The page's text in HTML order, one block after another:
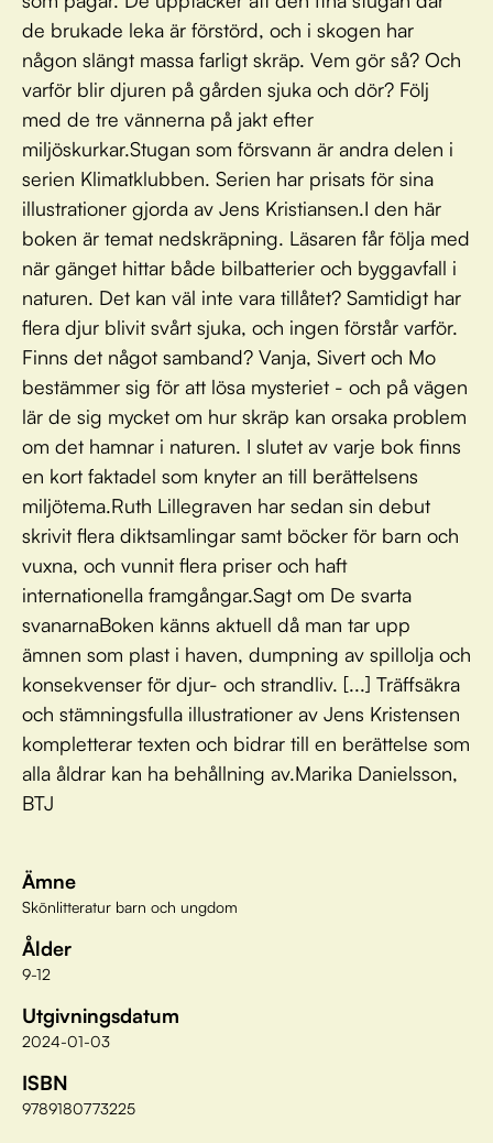
de brukade leka är förstörd, och i skogen har
någon slängt massa farligt skräp. Vem gör så? Och
varför blir djuren på gården sjuka och dör? Följ
med de tre vännerna på jakt efter
miljöskurkar.Stugan som försvann är andra delen i
serien Klimatklubben. Serien har prisats för sina
illustrationer gjorda av Jens Kristiansen.I den här
boken är temat nedskräpning. Läsaren får följa med
när gänget hittar både bilbatterier och byggavfall i
naturen. Det kan väl inte vara tillåtet? Samtidigt har
flera djur blivit svårt sjuka, och ingen förstår varför.
Finns det något samband? Vanja, Sivert och Mo
bestämmer sig för att lösa mysteriet - och på vägen
lär de sig mycket om hur skräp kan orsaka problem
om det hamnar i naturen. I slutet av varje bok finns
en kort faktadel som knyter an till berättelsens
miljötema.Ruth Lillegraven har sedan sin debut
skrivit flera diktsamlingar samt böcker för barn och
vuxna, och vunnit flera priser och haft
internationella framgångar.Sagt om De svarta
svanarnaBoken känns aktuell då man tar upp
ämnen som plast i haven, dumpning av spillolja och
konsekvenser för djur- och strandliv. [...] Träffsäkra
och stämningsfulla illustrationer av Jens Kristensen
kompletterar texten och bidrar till en berättelse som
alla åldrar kan ha behållning av.Marika Danielsson,
BTJ
Ämne
Skönlitteratur barn och ungdom
Ålder
9-12
Utgivningsdatum
2024-01-03
ISBN
9789180773225